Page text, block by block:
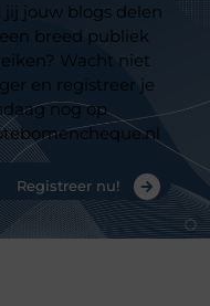
jij jouw blogs delen
breed publiek
Wacht niet
en registreer je
nog op
Registreer nu!